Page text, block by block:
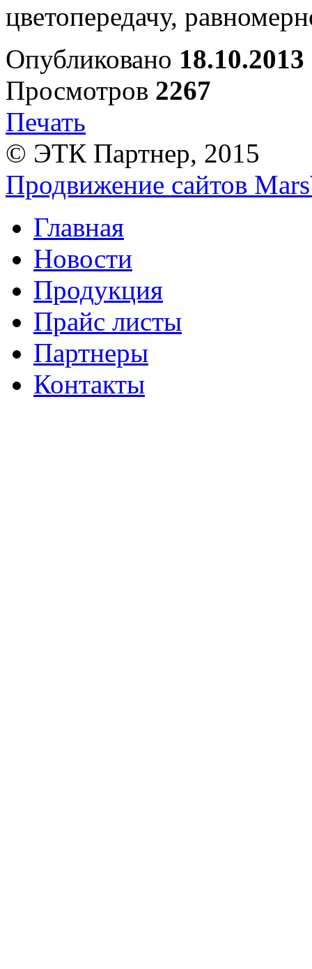
цветопередачу,
Опубликовано 18.10.2013
Просмотров 2267
Печать
© ЭТК Партнер, 2015
Продвижение сайтов
Главная
Новости
Продукция
Прайс листы
Партнеры
Контакты